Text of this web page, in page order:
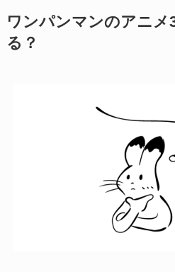
ワンパンマンのアニメ
る？